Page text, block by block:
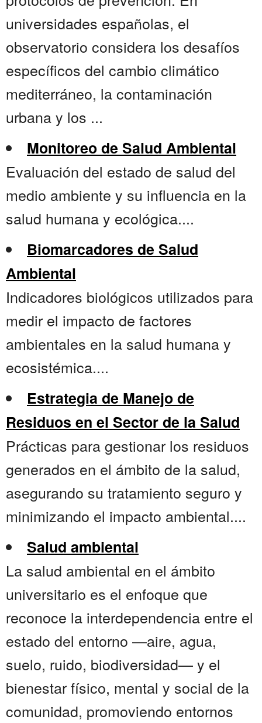
universidades españolas, el
observatorio considera los desafíos
específicos del cambio climático
mediterráneo, la contaminación
urbana y los ...
Monitoreo de Salud Ambiental
Evaluación del estado de salud del
medio ambiente y su influencia en la
salud humana y ecológica....
Biomarcadores de Salud
Ambiental
Indicadores biológicos utilizados para
medir el impacto de factores
ambientales en la salud humana y
ecosistémica....
Estrategia de Manejo de
Residuos en el Sector de la Salud
Prácticas para gestionar los residuos
generados en el ámbito de la salud,
asegurando su tratamiento seguro y
minimizando el impacto ambiental....
Salud ambiental
La salud ambiental en el ámbito
universitario es el enfoque que
reconoce la interdependencia entre el
estado del entorno —aire, agua,
suelo, ruido, biodiversidad— y el
bienestar físico, mental y social de la
comunidad, promoviendo entornos